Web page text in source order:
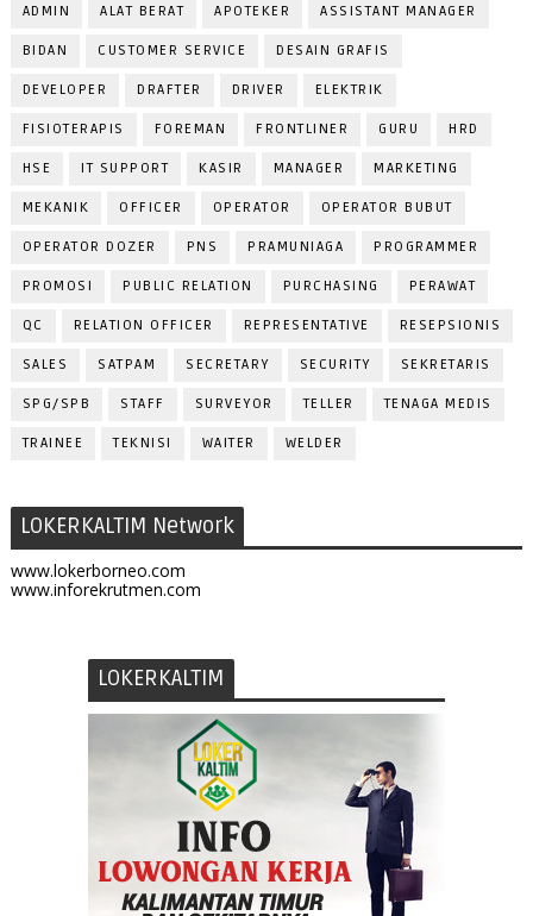
ADMIN ALAT BERAT APOTEKER ASSISTANT MANAGER
BIDAN CUSTOMER SERVICE DESAIN GRAFIS
DEVELOPER DRAFTER DRIVER ELEKTRIK
FISIOTERAPIS FOREMAN FRONTLINER GURU HRD
HSE IT SUPPORT KASIR MANAGER MARKETING
MEKANIK OFFICER OPERATOR OPERATOR BUBUT
OPERATOR DOZER PNS PRAMUNIAGA PROGRAMMER
PROMOSI PUBLIC RELATION PURCHASING PERAWAT
QC RELATION OFFICER REPRESENTATIVE RESEPSIONIS
SALES SATPAM SECRETARY SECURITY SEKRETARIS
SPG/SPB STAFF SURVEYOR TELLER TENAGA MEDIS
TRAINEE TEKNISI WAITER WELDER
LOKERKALTIM Network
www.lokerborneo.com
www.inforekrutmen.com
LOKERKALTIM